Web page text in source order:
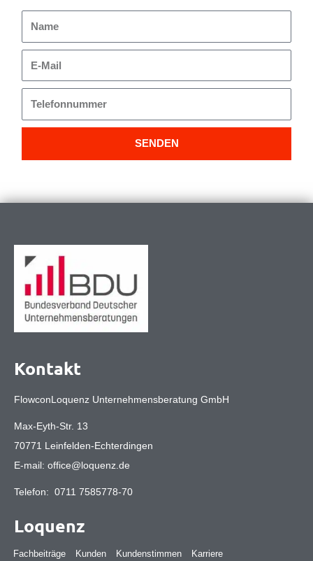
Mail
SENDEN
Kontakt
FlowconLoquenz Unternehmensberatung GmbH
Max-Eyth-Str. 13
70771 Leinfelden-Echterdingen
E-mail: office@loquenz.de
Telefon: 0711 7585778-70
Loquenz
Fachbeiträge Kunden Kundenstimmen
Karriere